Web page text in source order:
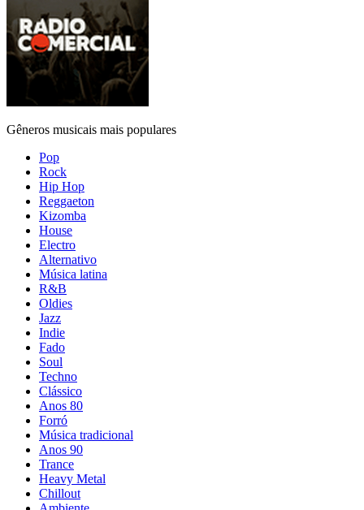
Gêneros musicais mais populares
Pop
Rock
Hip Hop
Reggaeton
Kizomba
House
Electro
Alternativo
Música latina
R&B
Oldies
Jazz
Indie
Fado
Soul
Techno
Clássico
Anos 80
Forró
Música tradicional
Anos 90
Trance
Heavy Metal
Chillout